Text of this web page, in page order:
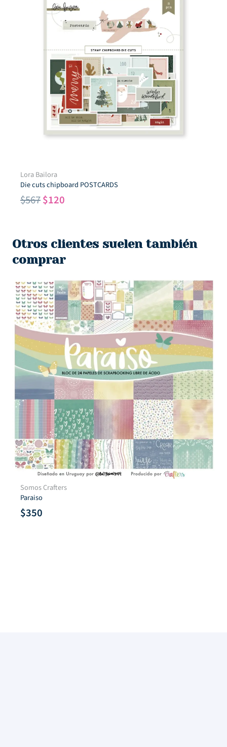
Lora Bailora
Die cuts chipboard POSTCARDS
$567El
era:
$567.
$120
es:
$120.
Otros clientes suelen también
comprar
Somos Crafters
Paraiso
$350